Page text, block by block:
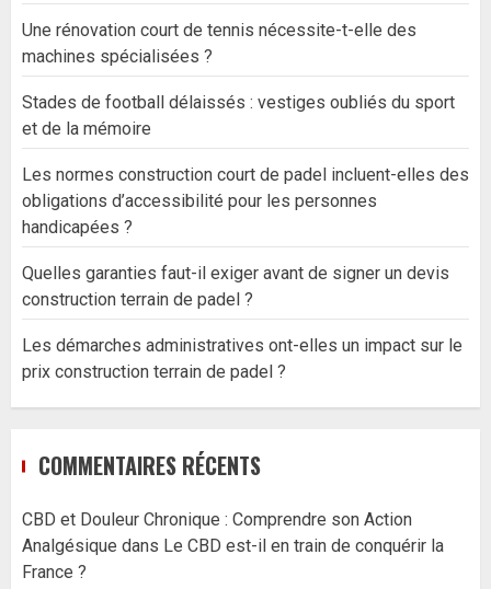
Une rénovation court de tennis nécessite-t-elle des
machines spécialisées ?
Stades de football délaissés : vestiges oubliés du sport
et de la mémoire
Les normes construction court de padel incluent-elles des
obligations d’accessibilité pour les personnes
handicapées ?
Quelles garanties faut-il exiger avant de signer un devis
construction terrain de padel ?
Les démarches administratives ont-elles un impact sur le
prix construction terrain de padel ?
COMMENTAIRES RÉCENTS
CBD et Douleur Chronique : Comprendre son Action
Analgésique dans Le CBD est-il en train de conquérir la
France ?